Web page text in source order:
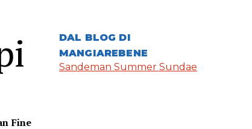
Fine
DAL BLOG DI
MANGIAREBENE
Sandeman Summer Sundae